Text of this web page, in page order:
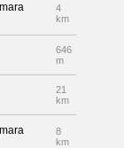
4
km
646
m
21
km
8
km